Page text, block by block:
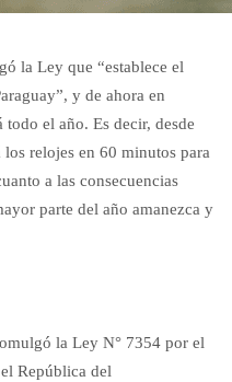
la Ley que “establece el
y de ahora en
el año. Es decir, desde
relojes en 60 minutos para
a las consecuencias
parte del año amanezca y
la Ley N° 7354 por el
República del